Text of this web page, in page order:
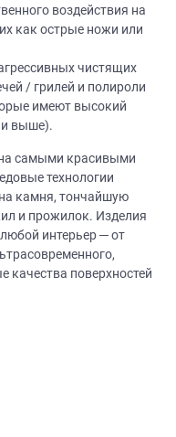
воздействия на
как острые ножи или
чистящих
/ грилей и полироли
имеют высокий
выше).
самыми красивыми
технологии
камня, тончайшую
и прожилок. Изделия
интерьер ─ от
качества поверхностей